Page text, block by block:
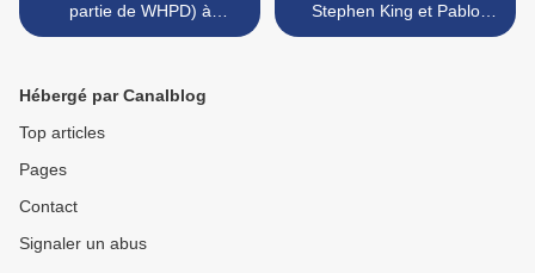
partie de WHPD) à
l'Empreinte (Savigny-le-
Stephen King et Pablo
Larrain : quand King adapte
Hébergé par Canalblog
Top articles
Pages
Contact
Signaler un abus